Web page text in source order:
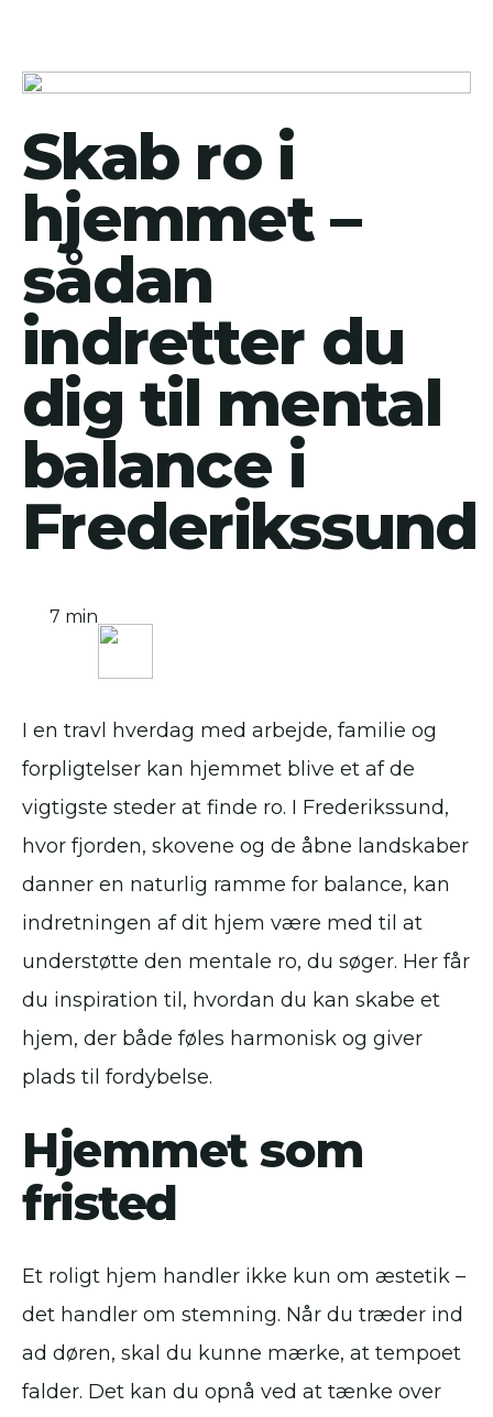
Skab ro i
hjemmet –
sådan
indretter du
dig til mental
balance i
Frederikssund
7 min
I en travl hverdag med arbejde, familie og
forpligtelser kan hjemmet blive et af de
vigtigste steder at finde ro. I Frederikssund,
hvor fjorden, skovene og de åbne landskaber
danner en naturlig ramme for balance, kan
indretningen af dit hjem være med til at
understøtte den mentale ro, du søger. Her får
du inspiration til, hvordan du kan skabe et
hjem, der både føles harmonisk og giver
plads til fordybelse.
Hjemmet som
fristed
Et roligt hjem handler ikke kun om æstetik –
det handler om stemning. Når du træder ind
ad døren, skal du kunne mærke, at tempoet
falder. Det kan du opnå ved at tænke over